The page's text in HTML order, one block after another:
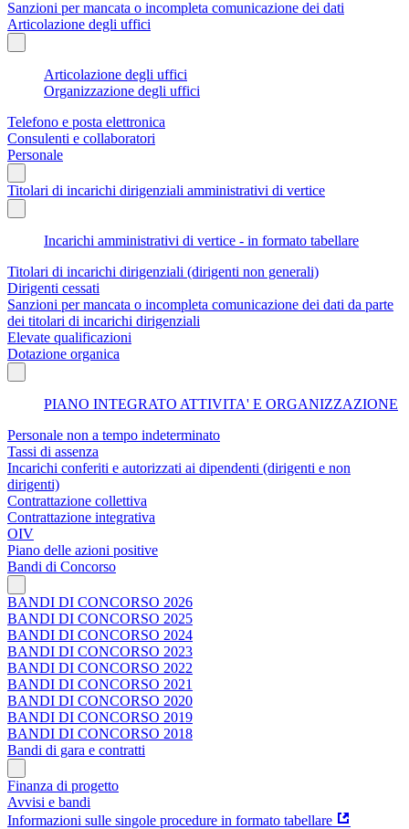
Sanzioni per mancata o incompleta comunicazione dei dati
Articolazione degli uffici
Articolazione degli uffici
Organizzazione degli uffici
Telefono e posta elettronica
Consulenti e collaboratori
Personale
Titolari di incarichi dirigenziali amministrativi di vertice
Incarichi amministrativi di vertice - in formato tabellare
Titolari di incarichi dirigenziali (dirigenti non generali)
Dirigenti cessati
Sanzioni per mancata o incompleta comunicazione dei dati da parte
dei titolari di incarichi dirigenziali
Elevate qualificazioni
Dotazione organica
PIANO INTEGRATO ATTIVITA' E ORGANIZZAZIONE
Personale non a tempo indeterminato
Tassi di assenza
Incarichi conferiti e autorizzati ai dipendenti (dirigenti e non
dirigenti)
Contrattazione collettiva
Contrattazione integrativa
OIV
Piano delle azioni positive
Bandi di Concorso
BANDI DI CONCORSO 2026
BANDI DI CONCORSO 2025
BANDI DI CONCORSO 2024
BANDI DI CONCORSO 2023
BANDI DI CONCORSO 2022
BANDI DI CONCORSO 2021
BANDI DI CONCORSO 2020
BANDI DI CONCORSO 2019
BANDI DI CONCORSO 2018
Bandi di gara e contratti
Finanza di progetto
Avvisi e bandi
Informazioni sulle singole procedure in formato tabellare